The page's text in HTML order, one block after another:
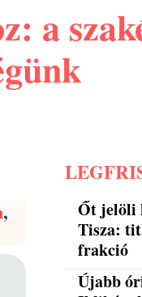
a
,
Őt jelöli
Tisza:
frakció
Újabb